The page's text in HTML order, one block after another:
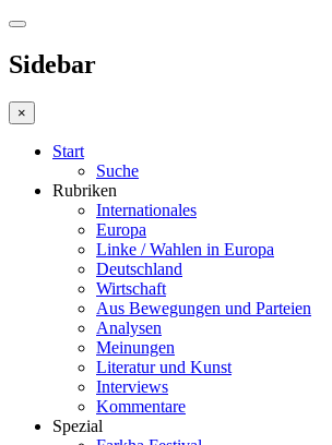
Sidebar
×
Start
Suche
Rubriken
Internationales
Europa
Linke / Wahlen in Europa
Deutschland
Wirtschaft
Aus Bewegungen und Parteien
Analysen
Meinungen
Literatur und Kunst
Interviews
Kommentare
Spezial